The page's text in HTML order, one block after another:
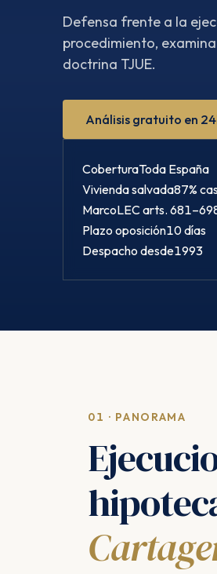
Defensa frente a la
procedimiento,
doctrina TJUE.
Análisis gratuito en
CoberturaToda España
Vivienda salvada87%
MarcoLEC arts.
Plazo oposición10 días
Despacho desde1993
01 · PANORAMA